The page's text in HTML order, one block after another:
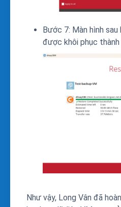
Bước 7: Màn hình
được khôi phục
Như vậy, Long Vân đã